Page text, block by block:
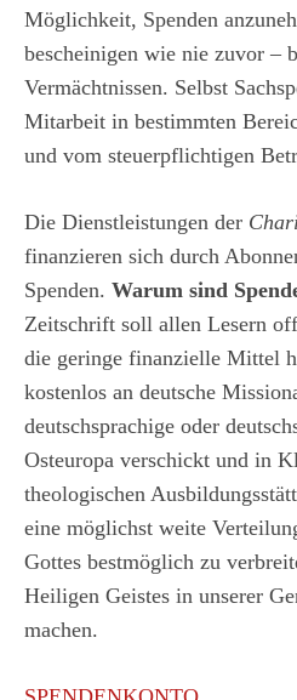
Möglichkeit, Spenden
bescheinigen wie nie zuvor –
Vermächtnissen. Selbst
Mitarbeit in bestimmten
und vom steuerpflichtigen
Die Dienstleistungen der
finanzieren sich durch
Spenden. Warum sind
Zeitschrift soll allen Lesern
die geringe finanzielle Mittel
kostenlos an deutsche
deutschsprachige oder
Osteuropa verschickt und in
theologischen
eine möglichst weite
Gottes bestmöglich zu
Heiligen Geistes in unserer
machen.